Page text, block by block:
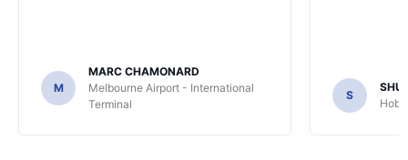
M
MARC CHAMONARD
Melbourne Airport - International
Terminal
S